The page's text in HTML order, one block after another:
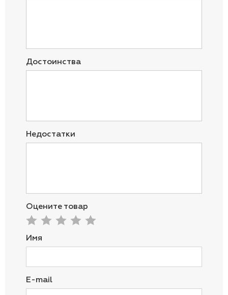
Достоинства
Недостатки
Оцените товар
Имя
E-mail